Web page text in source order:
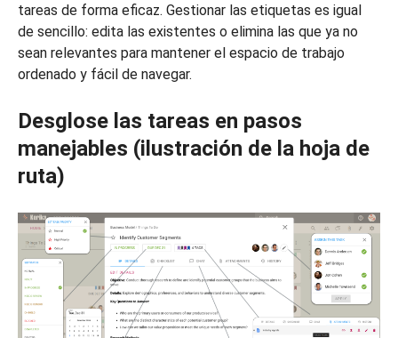
tareas de forma eficaz. Gestionar las etiquetas es igual
de sencillo: edita las existentes o elimina las que ya no
sean relevantes para mantener el espacio de trabajo
ordenado y fácil de navegar.
Desglose las tareas en pasos
manejables (ilustración de la hoja de
ruta)